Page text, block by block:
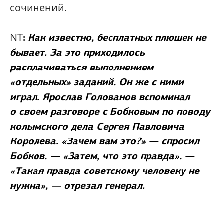
сочинений.
NT: Как известно, бесплатных плюшек не
бывает. За это приходилось
расплачиваться выполнением
«отдельных» заданий. Он же с ними
играл. Ярослав Голованов вспоминал
о своем разговоре с Бобковым по поводу
колымского дела Сергея Павловича
Королева. «Зачем вам это?» — спросил
Бобков. — «Затем, что это правда». —
«Такая правда советскому человеку не
нужна», — отрезал генерал.